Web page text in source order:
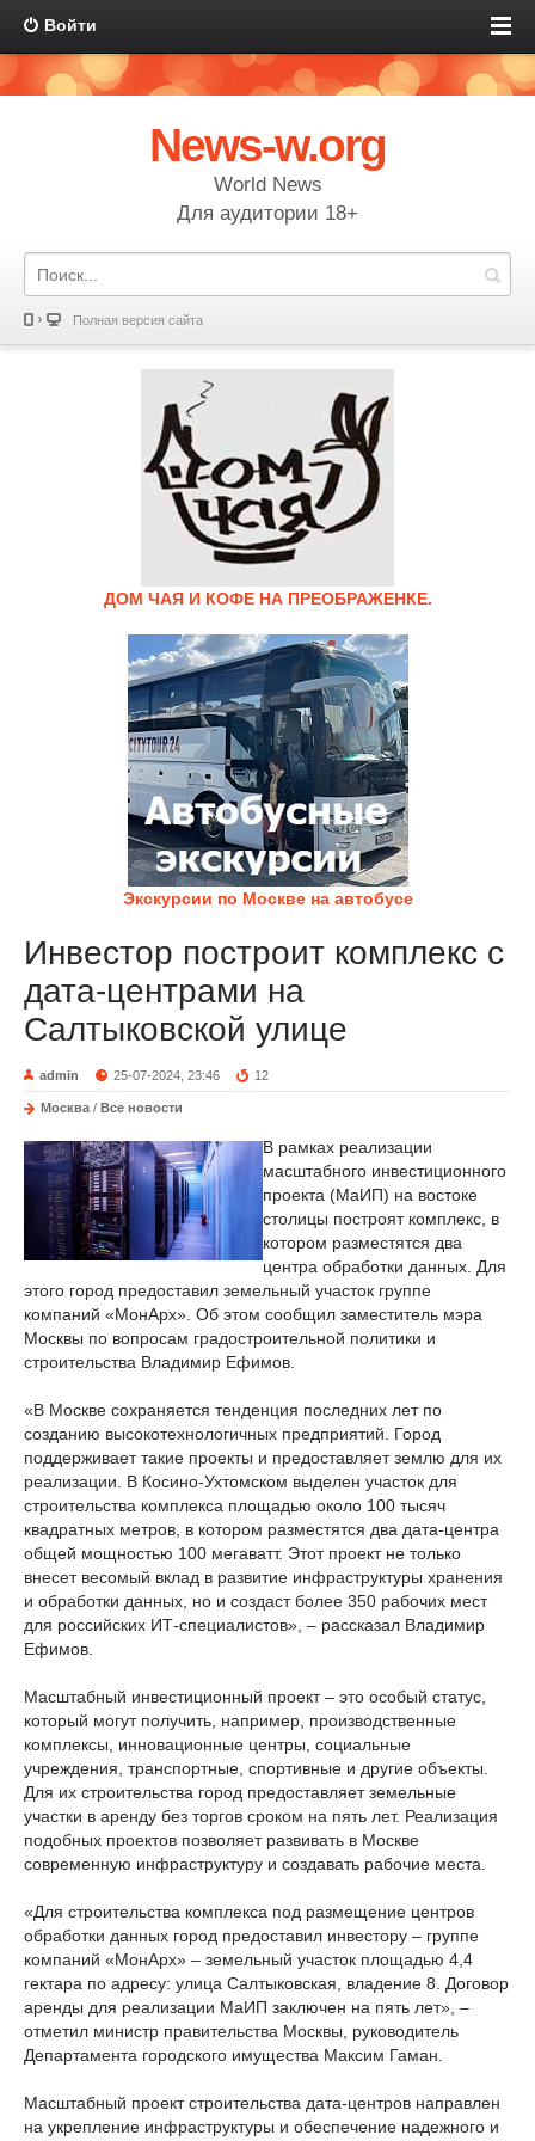
Войти
News-w.org
World News
Для аудитории 18+
Полная версия сайта
ДОМ ЧАЯ И КОФЕ НА ПРЕОБРАЖЕНКЕ.
Экскурсии по Москве на автобусе
Инвестор построит комплекс с
дата-центрами на
Салтыковской улице
admin 25-07-2024, 23:46 12
Москва / Все новости
В рамках реализации
масштабного инвестиционного
проекта (МаИП) на востоке
столицы построят комплекс, в
котором разместятся два
центра обработки данных. Для
этого город предоставил земельный участок группе
компаний «МонАрх». Об этом сообщил заместитель мэра
Москвы по вопросам градостроительной политики и
строительства Владимир Ефимов.
«В Москве сохраняется тенденция последних лет по
созданию высокотехнологичных предприятий. Город
поддерживает такие проекты и предоставляет землю для их
реализации. В Косино-Ухтомском выделен участок для
строительства комплекса площадью около 100 тысяч
квадратных метров, в котором разместятся два дата-центра
общей мощностью 100 мегаватт. Этот проект не только
внесет весомый вклад в развитие инфраструктуры хранения
и обработки данных, но и создаст более 350 рабочих мест
для российских ИТ-специалистов», – рассказал Владимир
Ефимов.
Масштабный инвестиционный проект – это особый статус,
который могут получить, например, производственные
комплексы, инновационные центры, социальные
учреждения, транспортные, спортивные и другие объекты.
Для их строительства город предоставляет земельные
участки в аренду без торгов сроком на пять лет. Реализация
подобных проектов позволяет развивать в Москве
современную инфраструктуру и создавать рабочие места.
«Для строительства комплекса под размещение центров
обработки данных город предоставил инвестору – группе
компаний «МонАрх» – земельный участок площадью 4,4
гектара по адресу: улица Салтыковская, владение 8. Договор
аренды для реализации МаИП заключен на пять лет», –
отметил министр правительства Москвы, руководитель
Департамента городского имущества Максим Гаман.
Масштабный проект строительства дата-центров направлен
на укрепление инфраструктуры и обеспечение надежного и